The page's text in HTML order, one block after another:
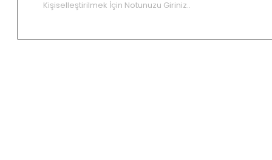
Kişiselleştirilmek İçin Notunuzu Giriniz..